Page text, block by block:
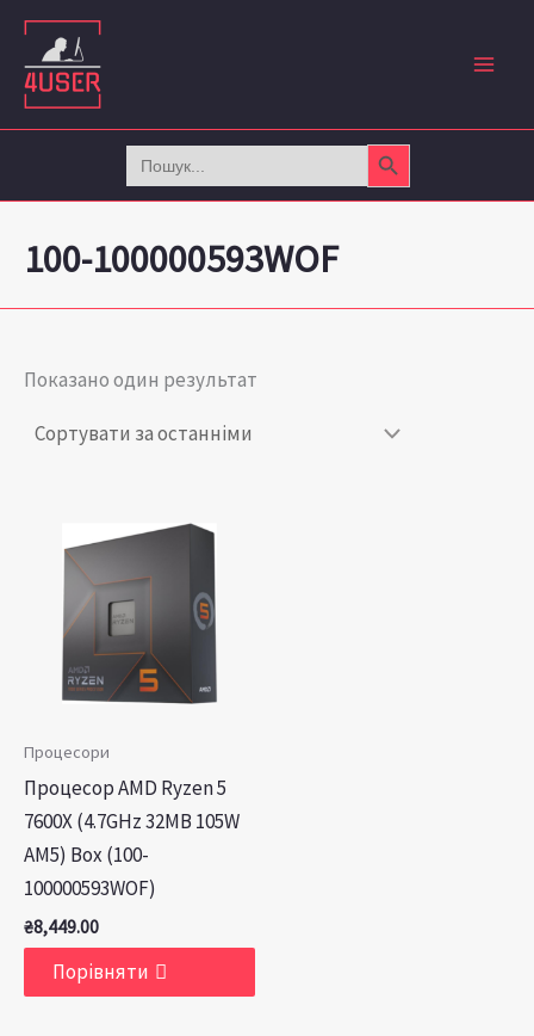
Перейти
вмісту
Search
for:
Search Button
100-100000593WOF
Показано один результат
Процесори
Процесор AMD Ryzen 5
7600X (4.7GHz 32MB 105W
AM5) Box (100-
100000593WOF)
₴8,449.00
Порівняти